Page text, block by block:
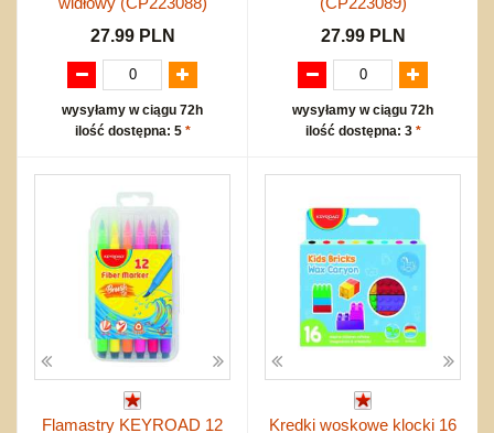
27.99 PLN
wysyłamy w ciągu 72h
ilość dostępna: 5 *
27.99 PLN
wysyłamy w ciągu 72h
ilość dostępna: 3 *
Flamastry KEYROAD 12
Kredki woskowe klocki 16